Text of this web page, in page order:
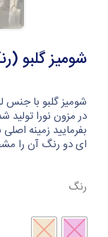
شومیز گلبو
در مزون نورا
بفرمایید زمینه
ای دو رنگ آن را
رنگ